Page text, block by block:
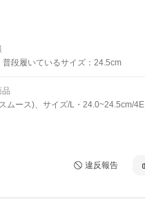
普段履いているサイズ：24.5cm
品
ムース)、サイズ/L・24.0~24.5cm/4E
違反報告